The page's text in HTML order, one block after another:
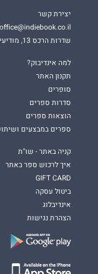
יצירת קשר
office@indiebook.co.il
שדרות הרכס 13, מודיעין
למה אינדיבוק?
תקנון האתר
סופרים
סדרות ספרים
הוצאות ספרים
ספרים במבצעים
קניה באתר - שו"ת
איך לרכוש ספר באתר
GIFT CARD
ביטול עסקה
אינדיבלוג
הצהרת נגישות